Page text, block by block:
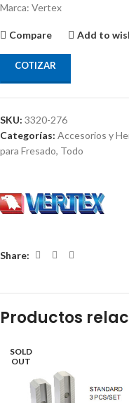
Marca: Vertex
Compare Add to
COTIZAR
SKU: 3320-276
Categorías: Accesorios y
para Fresado, Todo
Share:
Productos
SOLD
OUT